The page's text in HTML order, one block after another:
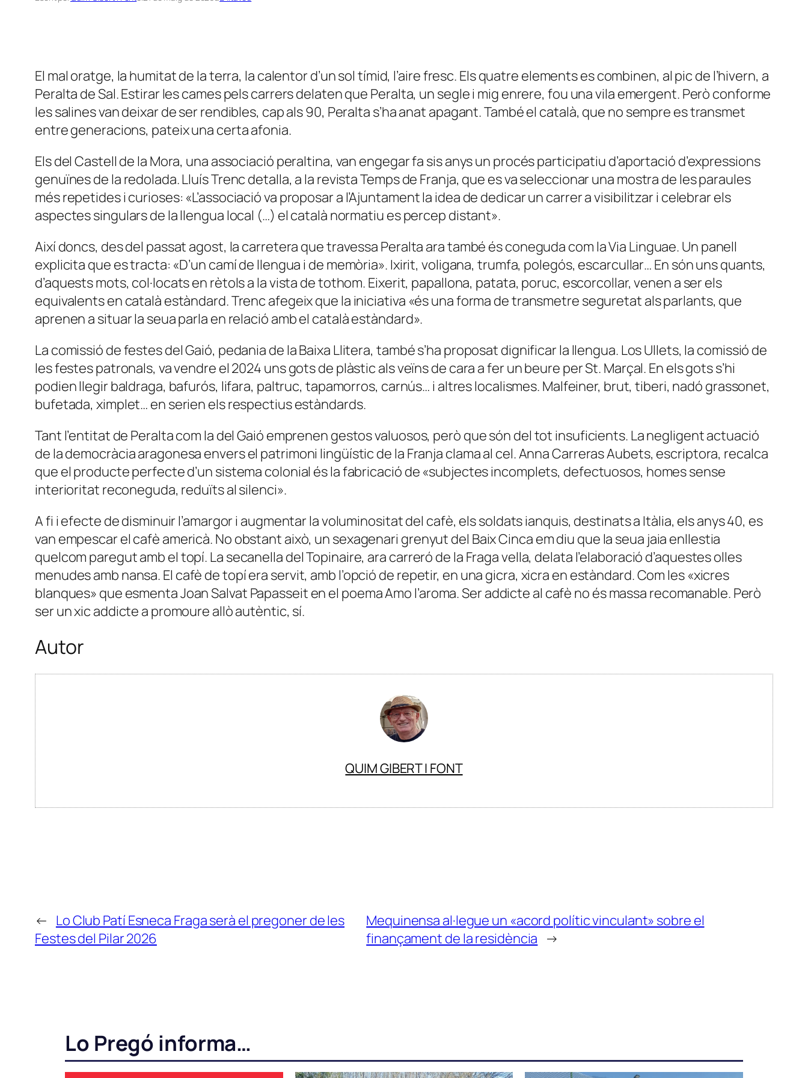
El mal oratge, la humitat de la terra, la calentor d’un sol tímid, l’aire fresc. Els quatre elements es combinen, al pic de l’hivern, a
Peralta de Sal. Estirar les cames pels carrers delaten que Peralta, un segle i mig enrere, fou una vila emergent. Però conforme
les salines van deixar de ser rendibles, cap als 90, Peralta s’ha anat apagant. També el català, que no sempre es transmet
entre generacions, pateix una certa afonia.
Els del Castell de la Mora, una associació peraltina, van engegar fa sis anys un procés participatiu d’aportació d’expressions
genuïnes de la redolada. Lluís Trenc detalla, a la revista Temps de Franja, que es va seleccionar una mostra de les paraules
més repetides i curioses: «L’associació va proposar a l’Ajuntament la idea de dedicar un carrer a visibilitzar i celebrar els
aspectes singulars de la llengua local (…) el català normatiu es percep distant».
Així doncs, des del passat agost, la carretera que travessa Peralta ara també és coneguda com la Via Linguae. Un panell
explicita que es tracta: «D’un camí de llengua i de memòria». Ixirit, voligana, trumfa, polegós, escarcullar… En són uns quants,
d’aquests mots, col·locats en rètols a la vista de tothom. Eixerit, papallona, patata, poruc, escorcollar, venen a ser els
equivalents en català estàndard. Trenc afegeix que la iniciativa «és una forma de transmetre seguretat als parlants, que
aprenen a situar la seua parla en relació amb el català estàndard».
La comissió de festes del Gaió, pedania de la Baixa Llitera, també s’ha proposat dignificar la llengua. Los Ullets, la comissió de
les festes patronals, va vendre el 2024 uns gots de plàstic als veïns de cara a fer un beure per St. Marçal. En els gots s’hi
podien llegir baldraga, bafurós, lifara, paltruc, tapamorros, carnús… i altres localismes. Malfeiner, brut, tiberi, nadó grassonet,
bufetada, ximplet… en serien els respectius estàndards.
Tant l’entitat de Peralta com la del Gaió emprenen gestos valuosos, però que són del tot insuficients. La negligent actuació
de la democràcia aragonesa envers el patrimoni lingüístic de la Franja clama al cel. Anna Carreras Aubets, escriptora, recalca
que el producte perfecte d’un sistema colonial és la fabricació de «subjectes incomplets, defectuosos, homes sense
interioritat reconeguda, reduïts al silenci».
A fi i efecte de disminuir l’amargor i augmentar la voluminositat del cafè, els soldats ianquis, destinats a Itàlia, els anys 40, es
van empescar el cafè americà. No obstant això, un sexagenari grenyut del Baix Cinca em diu que la seua jaia enllestia
quelcom paregut amb el topí. La secanella del Topinaire, ara carreró de la Fraga vella, delata l’elaboració d’aquestes olles
menudes amb nansa. El cafè de topí era servit, amb l’opció de repetir, en una gicra, xicra en estàndard. Com les «xicres
blanques» que esmenta Joan Salvat Papasseit en el poema Amo l’aroma. Ser addicte al cafè no és massa recomanable. Però
ser un xic addicte a promoure allò autèntic, sí.
Autor
QUIM GIBERT I FONT
← Lo Club Patí Esneca Fraga serà el pregoner de les
Festes del Pilar 2026
Mequinensa al·legue un «acord polític vinculant» sobre el
finançament de la residència →
Lo Pregó informa…